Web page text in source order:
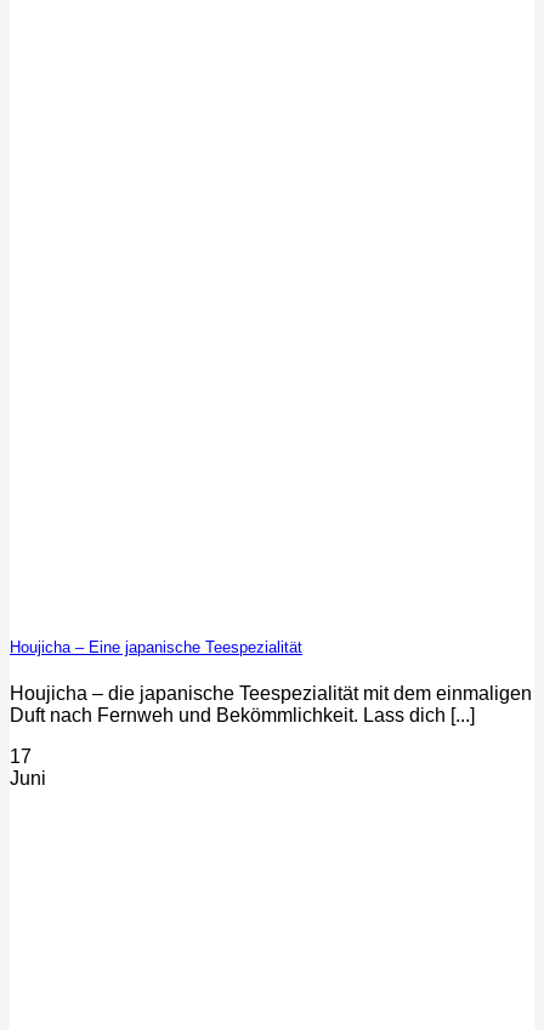
Houjicha – Eine japanische Teespezialität
Houjicha – die japanische Teespezialität mit dem einmaligen
Duft nach Fernweh und Bekömmlichkeit. Lass dich [...]
17
Juni